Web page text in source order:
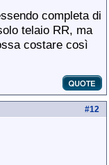
completa di
telaio RR, ma
costare così
#12